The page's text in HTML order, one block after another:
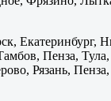
Пенза,
Рязань,